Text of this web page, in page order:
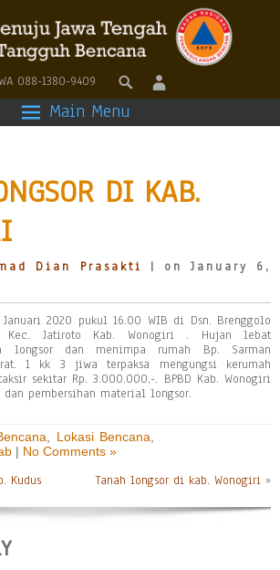
088-1380-9409
Main Menu
DI KAB.
Dian Prasakti
| on January 6,
2020 pukul 16.00 WIB di Dsn. Brenggolo
Kec. Jatiroto Kab. Wonogiri . Hujan lebat
longsor dan menimpa rumah Bp. Sarman
1 kk 3 jiwa terpaksa mengungsi kerumah
sekitar Rp. 3.000.000,-. BPBD Kab. Wonogiri
dan pembersihan material longsor.
Lokasi Bencana
| No Comments »
Kudus Tanah longsor di kab. Wonogiri »